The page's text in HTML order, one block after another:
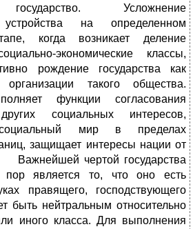
Усложнение
устройства на определенном
когда возникает деление
экономические классы,
рождение государства как
такого общества.
функции согласования
социальных интересов,
социальный мир в пределах
защищает интересы нации от
чертой государства
является то, что оно есть
правящего, господствующего
быть нейтральным относительно
иного класса. Для выполнения